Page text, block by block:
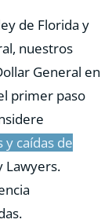
de Florida y
nuestros
General en
primer paso
y caídas de
Lawyers.